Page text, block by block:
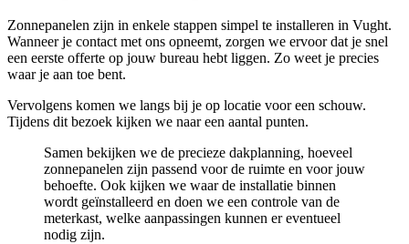
Zonnepanelen zijn in enkele stappen simpel te installeren in Vught.
Wanneer je contact met ons opneemt, zorgen we ervoor dat je snel
een eerste offerte op jouw bureau hebt liggen. Zo weet je precies
waar je aan toe bent.
Vervolgens komen we langs bij je op locatie voor een schouw.
Tijdens dit bezoek kijken we naar een aantal punten.
Samen bekijken we de precieze dakplanning, hoeveel
zonnepanelen zijn passend voor de ruimte en voor jouw
behoefte. Ook kijken we waar de installatie binnen
wordt geïnstalleerd en doen we een controle van de
meterkast, welke aanpassingen kunnen er eventueel
nodig zijn.